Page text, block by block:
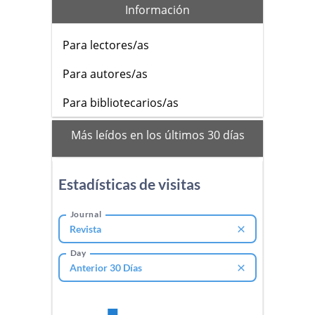
Información
Para lectores/as
Para autores/as
Para bibliotecarios/as
mas_vistos
Más leídos en los últimos 30 días